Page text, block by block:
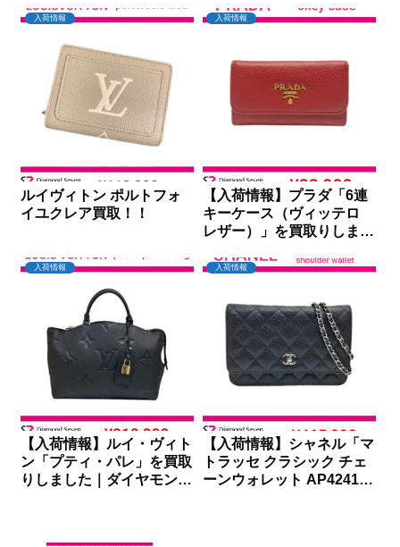
ブン
入荷情報
ルイヴィトン ポルトフォ
イユクレア買取！！
入荷情報
【入荷情報】プラダ「6連
キーケース（ヴィッテロ
レザー）」を買取りしまし
入荷情報
【入荷情報】ルイ・ヴィト
ン「プティ・パレ」を買取
りしました｜ダイヤモンド
入荷情報
【入荷情報】シャネル「マ
トラッセ クラシック チェ
ーンウォレット AP4241」